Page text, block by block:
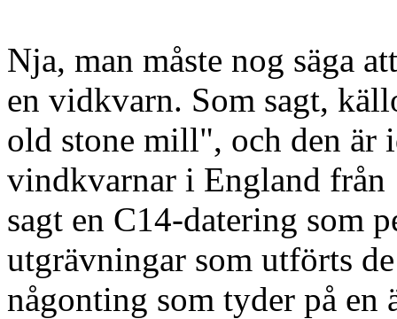
Nja, man måste nog säga
en vidkvarn. Som sagt,
old stone mill", och den är
vindkvarnar i England från
sagt en C14-datering som
utgrävningar som utförts
någonting som tyder på en